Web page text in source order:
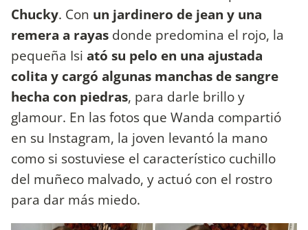
Chucky. Con un jardinero de jean y una
remera a rayas donde predomina el rojo, la
pequeña Isi ató su pelo en una ajustada
colita y cargó algunas manchas de sangre
hecha con piedras, para darle brillo y
glamour. En las fotos que Wanda compartió
en su Instagram, la joven levantó la mano
como si sostuviese el característico cuchillo
del muñeco malvado, y actuó con el rostro
para dar más miedo.